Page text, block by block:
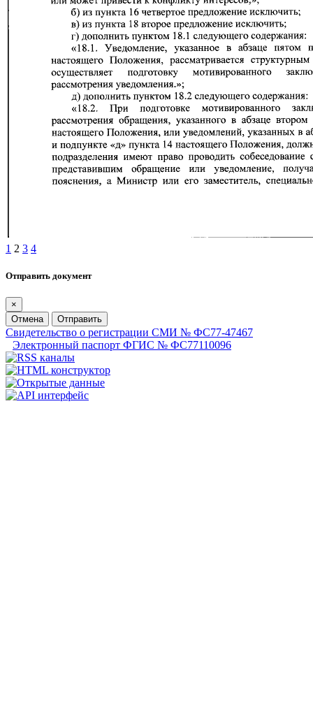
1 2 3 4
Отправить документ
×
Отмена
Отправить
Свидетельство о регистрации СМИ № ФС77-47467
Электронный паспорт ФГИС № ФС77110096